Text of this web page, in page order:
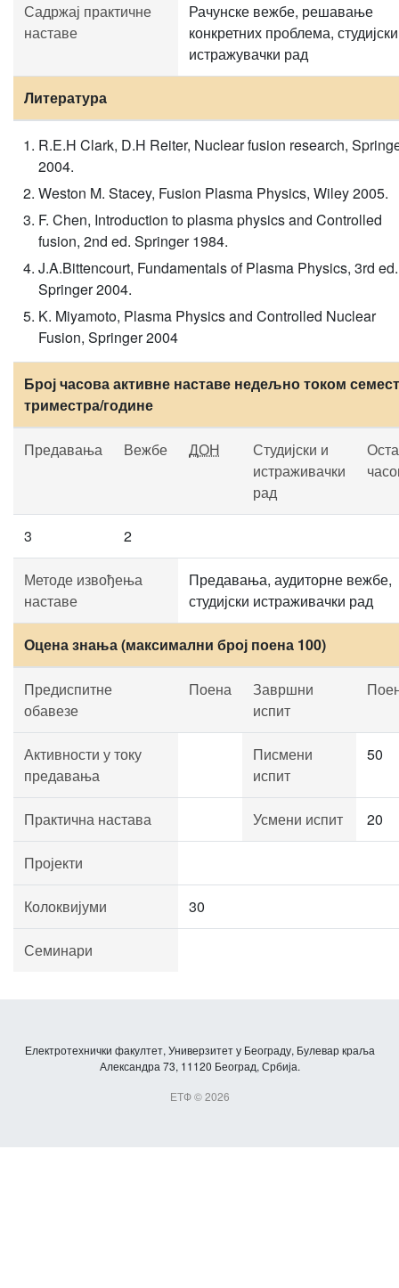
Садржај практичне
наставе
Рачунске вежбе, решавање
конкретних проблема, студијски
истражувачки рад
Литература
R.E.H Clark, D.H Reiter, Nuclear fusion research,
2004.
Weston M. Stacey, Fusion Plasma Physics, Wiley 2005.
F. Chen, Introduction to plasma physics and Controlled
fusion, 2nd ed. Springer 1984.
J.A.Bittencourt, Fundamentals of Plasma Physics, 3rd
Springer 2004.
K. Miyamoto, Plasma Physics and Controlled Nuclear
Fusion, Springer 2004
Број часова активне наставе недељно током
триместра/године
Предавања Вежбе ДОН
Студијски и
истраживачки
рад
3 2
Методе извођења
наставе
Предавања, аудиторне вежбе,
студијски истраживачки рад
Оцена знања (максимални број поена 100)
Предиспитне
обавезе
Поена
Завршни
испит
Активности у току
предавања
Писмени
испит
50
Практична настава Усмени испит 20
Пројекти
Колоквијуми 30
Семинари
Електротехнички факултет, Универзитет у Београду, Булевар краља
Александра 73, 11120 Београд, Србија.
ЕТФ © 2026